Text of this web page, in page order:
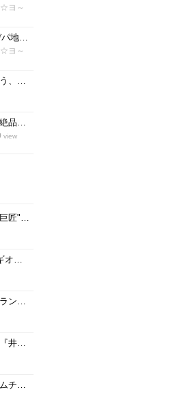
ヨ～
【京都弁当】JR京都駅デパ地下で老舗名店の味を食べ比べ☆旅のお供にも最適「京都伊勢丹」
ヨ～
【京都】海の恵みを味わう、海辺のカフェ食堂で贅沢ランチ『地産食堂HISAMI』
京都で食べたい「肉厚の絶品さば寿司」厳選9店！老舗や定番から穴場まで【まとめ】
view
京都が誇るイタリアンの巨匠"笹島シェフ"の料理動画第二弾！今度はリゾット！
イタリアンの巨匠 イル ギオットーネ笹島シェフ直伝「ボンゴレビアンコ」の作り方
フレンチシェフ直伝、フランスの家庭料理『ジャガイモとミートソースのグラタン』の作り方
昼は材木店、夜は酒場の『井倉木材』が教える「裏技チャーハン（焼き飯）」の作り方！
簡単！「韓国風ヤンニョムチキン」の作り方！京都の人気韓国料理店『ナム』に教わりました！